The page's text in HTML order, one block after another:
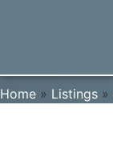
Home » Listings »